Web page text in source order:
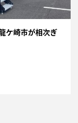
ケ崎市が相次ぎ